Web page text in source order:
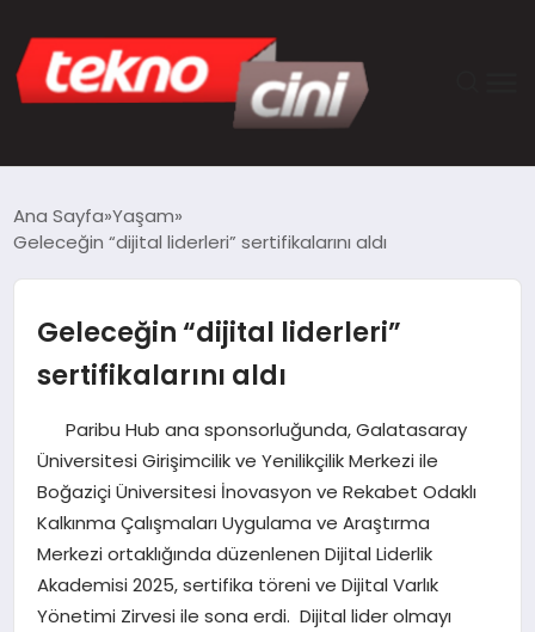
TEKNOLOJI
GÜNCEL
YAŞAM
SAĞLIK
DÜNYA
MAGAZIN
Ana Sayfa Yaşam
Geleceğin “dijital liderleri” sertifikalarını aldı
Geleceğin “dijital liderleri”
sertifikalarını aldı
Paribu Hub ana sponsorluğunda, Galatasaray
Üniversitesi Girişimcilik ve Yenilikçilik Merkezi ile
Boğaziçi Üniversitesi İnovasyon ve Rekabet Odaklı
Kalkınma Çalışmaları Uygulama ve Araştırma
Merkezi ortaklığında düzenlenen Dijital Liderlik
Akademisi 2025, sertifika töreni ve Dijital Varlık
Yönetimi Zirvesi ile sona erdi. Dijital lider olmayı